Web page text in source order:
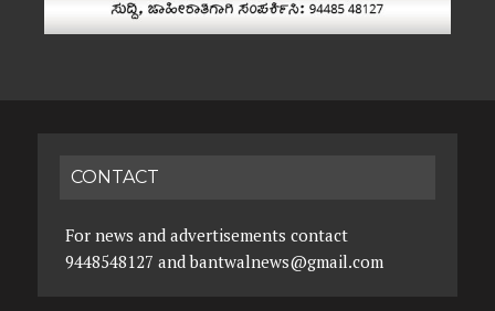
CONTACT
For news and advertisements contact
9448548127 and bantwalnews@gmail.com